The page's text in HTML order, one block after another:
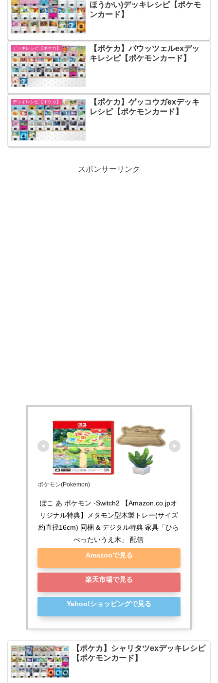
ほうかい)デッキレシピ【ポケモ
ンカード】
デッキレシピ【ポケカ】
【ポケカ】バウッツェルexデッ
キレシピ【ポケモンカード】
デッキレシピ【ポケカ】
【ポケカ】ゲッコウガexデッキ
レシピ【ポケモンカード】
スポンサーリンク
ポケモン(Pokemon)
ぽこ あ ポケモン -Switch2 【Amazon.co.jpオ
リジナル特典】メタモン型木製トレー(サイズ
約直径16cm) 同梱 & デジタル特典 家具「ひら
べったいうえ木」 配信
Amazonで見る
楽天市場で見る
Yahoo!ショッピングで見る
【ポケカ】シャリタツexデッキレシピ
【ポケモンカード】